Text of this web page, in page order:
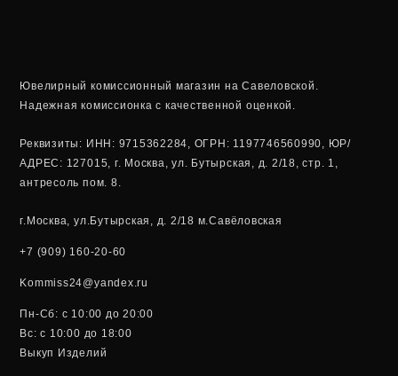
a
p
p
r
a
m
Ювелирный комиссионный магазин на Савеловской.
Надежная комиссионка с качественной оценкой.
Реквизиты: ИНН: 9715362284, ОГРН: 1197746560990, ЮР/
АДРЕС: 127015, г. Москва, ул. Бутырская, д. 2/18, стр. 1,
антресоль пом. 8.
г.Москва, ул.Бутырская, д. 2/18 м.Савёловская
+7 (909) 160-20-60
Kommiss24@yandex.ru
Пн-Сб: c 10:00 до 20:00
Вс: c 10:00 до 18:00
Выкуп Изделий